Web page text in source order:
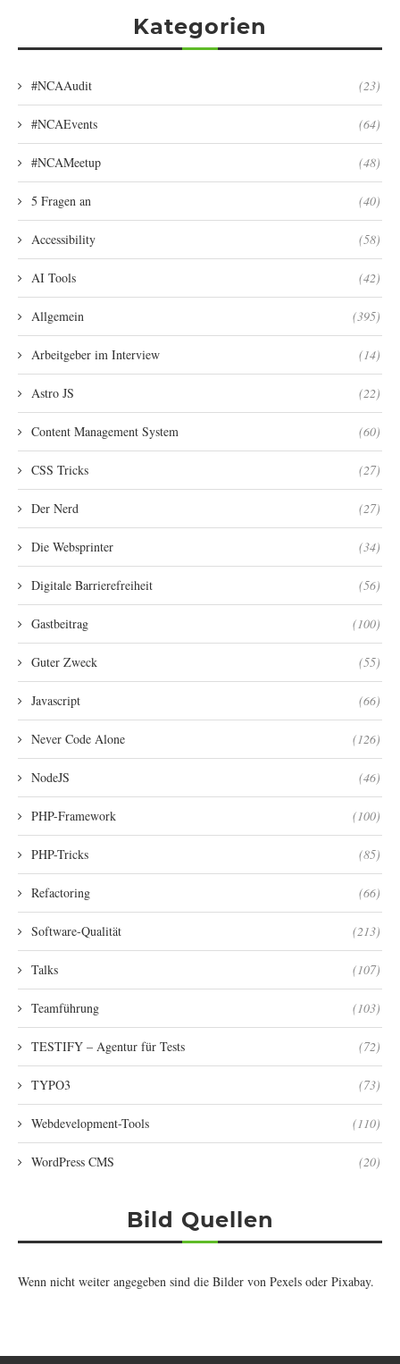
Kategorien
#NCAAudit (23)
#NCAEvents (64)
#NCAMeetup (48)
5 Fragen an (40)
Accessibility (58)
AI Tools (42)
Allgemein (395)
Arbeitgeber im Interview (14)
Astro JS (22)
Content Management System (60)
CSS Tricks (27)
Der Nerd (27)
Die Websprinter (34)
Digitale Barrierefreiheit (56)
Gastbeitrag (100)
Guter Zweck (55)
Javascript (66)
Never Code Alone (126)
NodeJS (46)
PHP-Framework (100)
PHP-Tricks (85)
Refactoring (66)
Software-Qualität (213)
Talks (107)
Teamführung (103)
TESTIFY – Agentur für Tests (72)
TYPO3 (73)
Webdevelopment-Tools (110)
WordPress CMS (20)
Bild Quellen
Wenn nicht weiter angegeben sind die Bilder von Pexels oder Pixabay.